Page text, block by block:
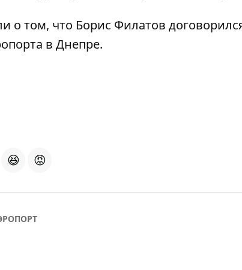
о том, что Борис Филатов
в Днепре.
😆 😡